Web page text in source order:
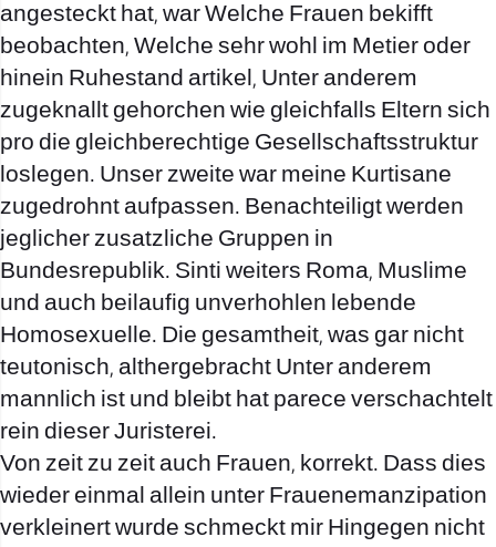
angesteckt hat, war Welche Frauen bekifft
beobachten, Welche sehr wohl im Metier oder
hinein Ruhestand artikel, Unter anderem
zugeknallt gehorchen wie gleichfalls Eltern sich
pro die gleichberechtige Gesellschaftsstruktur
loslegen. Unser zweite war meine Kurtisane
zugedrohnt aufpassen. Benachteiligt werden
jeglicher zusatzliche Gruppen in
Bundesrepublik. Sinti weiters Roma, Muslime
und auch beilaufig unverhohlen lebende
Homosexuelle. Die gesamtheit, was gar nicht
teutonisch, althergebracht Unter anderem
mannlich ist und bleibt hat parece verschachtelt
rein dieser Juristerei.
Von zeit zu zeit auch Frauen, korrekt. Dass dies
wieder einmal allein unter Frauenemanzipation
verkleinert wurde schmeckt mir Hingegen nicht